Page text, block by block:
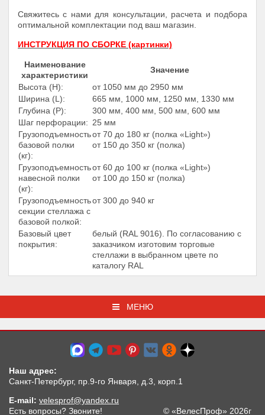
Свяжитесь с нами для консультации, расчета и подбора
оптимальной комплектации под ваш магазин.
ИНСТРУКЦИЯ ПО СБОРКЕ (картинки)
Наименование
характеристики
Значение
Высота (Н):
от 1050 мм до 2950 мм
Ширина (L):
665 мм, 1000 мм, 1250 мм, 1330 мм
Глубина (Р):
300 мм, 400 мм, 500 мм, 600 мм
Шаг перфорации: 25 мм
Грузоподъемность
базовой полки
(кг):
от 70 до 180 кг (полка «Light»)
от 150 до 350 кг (полка)
Грузоподъемность
навесной полки
(кг):
от 60 до 100 кг (полка «Light»)
от 100 до 150 кг (полка)
Грузоподъемность
секции стеллажа с
базовой полкой:
от 300 до 940 кг
Базовый цвет
покрытия:
белый (RAL 9016). По согласованию с
заказчиком изготовим торговые
стеллажи в выбранном цвете по
каталогу RAL
МЕНЮ
Наш адрес:
Санкт-Петербург, пр.9-го Января, д.3, корп.1
E-mail: velesprof@yandex.ru
Есть вопросы? Звоните!
© «ВелесПроф» 2026г